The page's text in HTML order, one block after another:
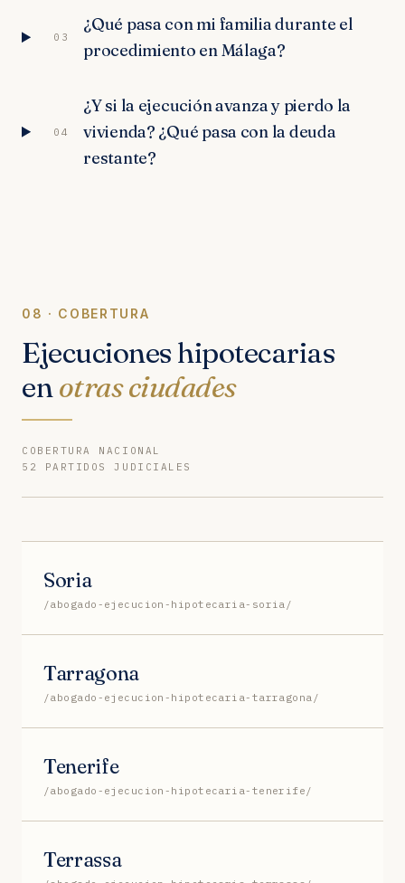
03
¿Qué pasa con mi familia durante el
procedimiento en Málaga?
04
¿Y si la ejecución avanza y pierdo la
vivienda? ¿Qué pasa con la deuda
restante?
08 · COBERTURA
Ejecuciones hipotecarias
enotras ciudades
COBERTURA NACIONAL
52 PARTIDOS JUDICIALES
Soria
/abogado-ejecucion-hipotecaria-soria/
Tarragona
/abogado-ejecucion-hipotecaria-tarragona/
Tenerife
/abogado-ejecucion-hipotecaria-tenerife/
Terrassa